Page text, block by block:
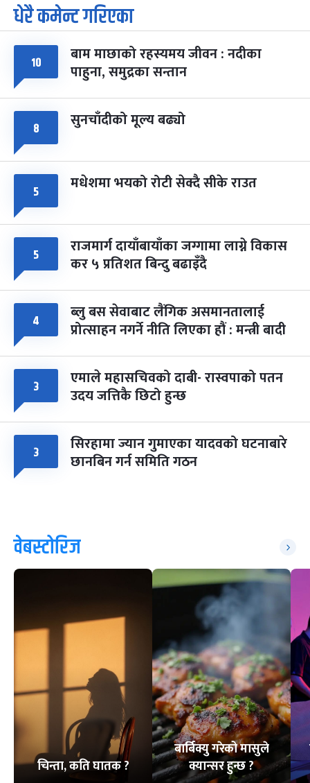
७
आइत
पूर्णिमा व्रत
चैत्र ७, २०८३-Mar 21, 2027
८ फागुपूर्णिमा
चैत्र ८, २०८३-Mar 22, 2027
७ महिना बाँकी
धेरै कमेन्ट गरिएका
१० बाम माछाको रहस्यमय जीवन : नदीका
पाहुना, समुद्रका सन्तान
८ सुनचाँदीको मूल्य बढ्यो
५ मधेशमा भयको रोटी सेक्दै सीके राउत
५ राजमार्ग दायाँबायाँका जग्गामा लाग्ने विकास
कर ५ प्रतिशत बिन्दु बढाइँदै
४ ब्लु बस सेवाबाट लैंगिक असमानतालाई
प्रोत्साहन नगर्ने नीति लिएका हौं : मन्त्री बादी
३ एमाले महासचिवको दाबी- रास्वपाको पतन
उदय जत्तिकै छिटो हुन्छ
३ सिरहामा ज्यान गुमाएका यादवको घटनाबारे
छानबिन गर्न समिति गठन
वेबस्टोरिज
चिन्ता, कति घातक ?
बार्बिक्यु गरेको मासुले
क्यान्सर हुन्छ ?